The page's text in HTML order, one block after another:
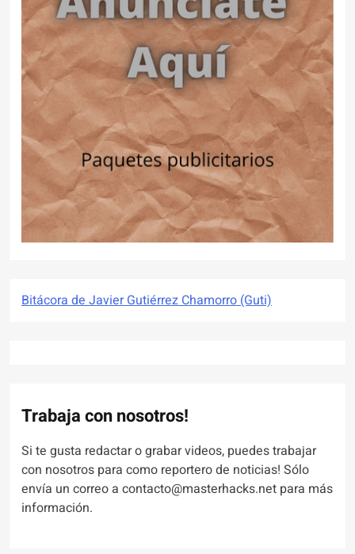
Bitácora de Javier Gutiérrez Chamorro (Guti)
Trabaja con nosotros!
Si te gusta redactar o grabar videos, puedes trabajar
con nosotros para como reportero de noticias! Sólo
envía un correo a contacto@masterhacks.net para más
información.